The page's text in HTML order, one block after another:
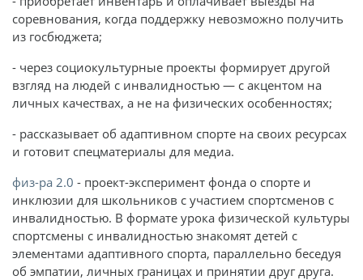
соревнования, когда поддержку невозможно получить
из госбюджета;
- через социокультурные проекты формирует другой
взгляд на людей с инвалидностью — с акцентом на
личных качествах, а не на физических особенностях;
- рассказывает об адаптивном спорте на своих ресурсах
и готовит спецматериалы для медиа.
физ-ра 2.0 - проект-эксперимент фонда о спорте и
инклюзии для школьников с участием спортсменов с
инвалидностью. В формате урока физической культуры
спортсмены с инвалидностью знакомят детей с
элементами адаптивного спорта, параллельно беседуя
об эмпатии, личных границах и принятии друг друга.